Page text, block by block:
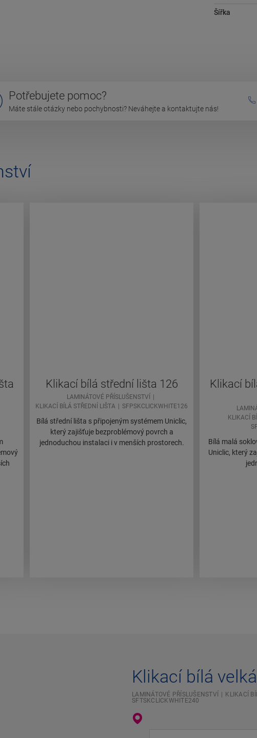
Šířka
Potřebujete pomoc?
Máte stále otázky nebo pochybnosti? Neváhejte a kontaktujte nás!
Klikací bílá střední lišta 126
LAMINÁTOVÉ PŘÍSLUŠENSTVÍ
KLIKACÍ BÍLÁ STŘEDNÍ LIŠTA
SFPSKCLICKWHITE126
Bílá střední lišta s připojeným systémem Uniclic,
který zajišťuje bezproblémový povrch a
jednoduchou instalaci i v menších prostorech.
Klikací
KLIKACÍ
Bílá malá
Uniclic, který
Klikací bílá
LAMINÁTOVÉ PŘÍSLUŠENSTVÍ
KLIKACÍ
SFTSKCLICKWHITE240